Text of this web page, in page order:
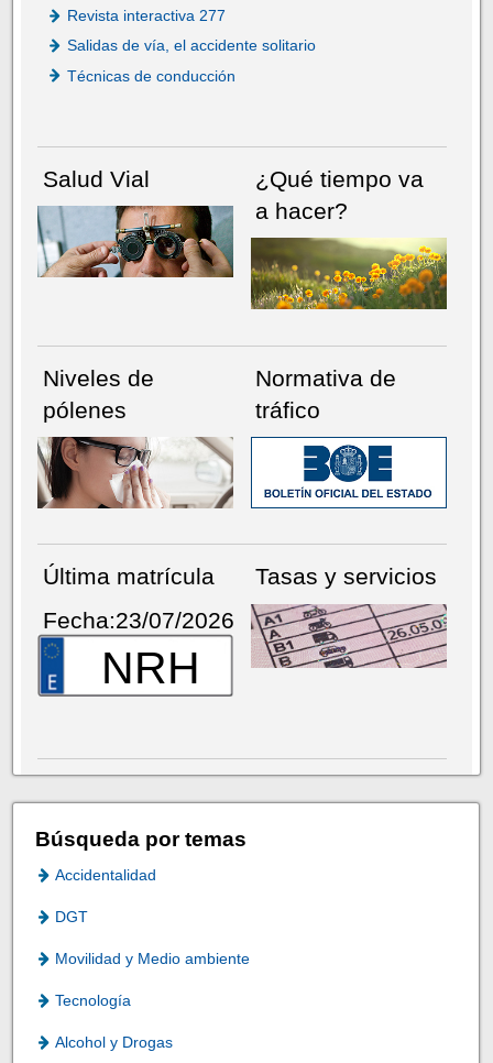
Revista interactiva 277
Salidas de vía, el accidente solitario
Técnicas de conducción
Salud Vial
¿Qué tiempo va
a hacer?
Niveles de
pólenes
Normativa de
tráfico
Última matrícula
Fecha:23/07/2026
NRH
Tasas y servicios
Búsqueda por temas
Accidentalidad
DGT
Movilidad y Medio ambiente
Tecnología
Alcohol y Drogas